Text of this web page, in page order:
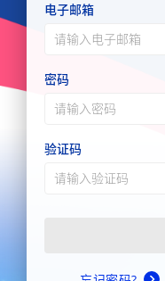
电子邮箱
密码
验证码